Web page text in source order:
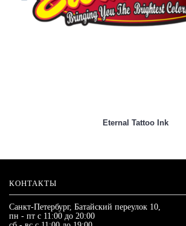
Eternal Tattoo Ink
КОНТАКТЫ
Санкт-Петербург, Батайский переулок 10,
пн - пт с 11:00 до 20:00